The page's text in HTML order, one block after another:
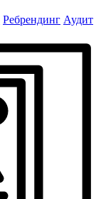
Ребрендинг Аудит